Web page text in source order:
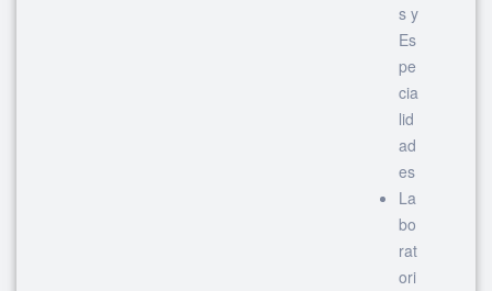
s y
Es
pe
cia
lid
ad
es
La
bo
rat
ori